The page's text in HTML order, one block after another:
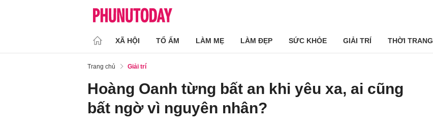
XÃ HỘI TỔ ẤM LÀM MẸ LÀM ĐẸP SỨC KHỎE GIẢI TRÍ THỜI TRANG
Trang chủ Giải trí
Hoàng Oanh từng bất an khi yêu xa, ai cũng
bất ngờ vì nguyên nhân?